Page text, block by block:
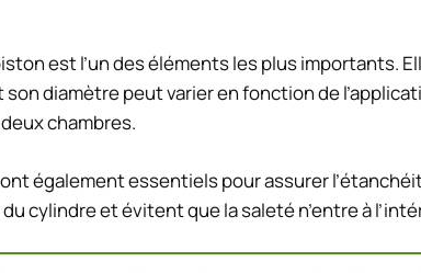
est l’un des éléments les plus importants.
diamètre peut varier en fonction de
chambres.
également essentiels pour assurer
cylindre et évitent que la saleté n’entre à